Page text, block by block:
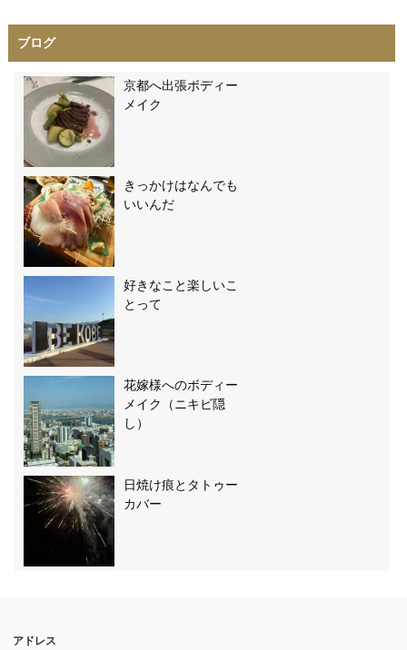
ブログ
京都へ出張ボディー
メイク
きっかけはなんでも
いいんだ
好きなこと楽しいこ
とって
花嫁様へのボディー
メイク（ニキビ隠
し）
日焼け痕とタトゥー
カバー
アドレス